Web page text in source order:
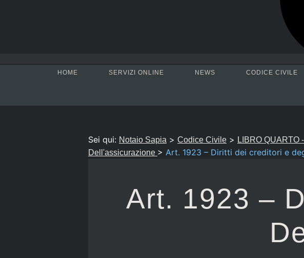
HOME SERVIZI ONLINE NEWS CODICE CIVILE
Sei qui: Notaio Sapia > Codice Civile > LIBRO QUARTO
Dell'assicurazione > Art. 1923 – Diritti dei creditori e
Art. 1923 –